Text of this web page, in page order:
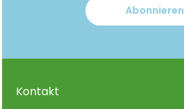
Abonnieren
Kontakt